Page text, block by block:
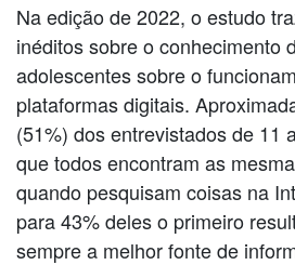
Na edição de 2022, o estudo
inéditos sobre o conhecimento
adolescentes sobre o
plataformas digitais.
(51%) dos entrevistados de 11
que todos encontram as
quando pesquisam coisas na
para 43% deles o primeiro
sempre a melhor fonte de